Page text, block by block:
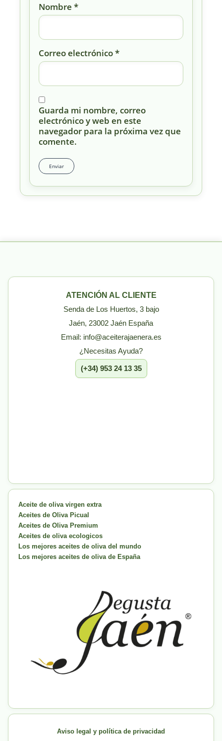
Nombre *
Correo electrónico*
Guarda mi nombre, correo
electrónico y web en este
navegador para la próxima vez que
comente.
ATENCIÓN AL CLIENTE
Senda de Los Huertos, 3 bajo
Jaén, 23002 Jaén España
Email: info@aceiterajaenera.es
¿Necesitas Ayuda?
(+34) 953 24 13 35
Aceite de oliva virgen extra
Aceites de Oliva Picual
Aceites de Oliva Premium
Aceites de oliva ecologicos
Los mejores aceites de oliva del mundo
Los mejores aceites de oliva de España
Aviso legal y política de privacidad